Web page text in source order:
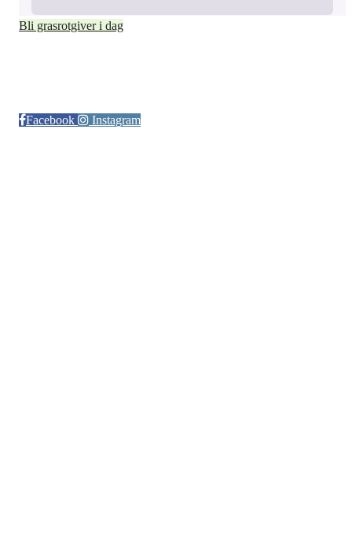
Bli grasrotgiver i dag
Facebook
Instagram